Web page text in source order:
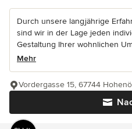
Durch unsere langjährige
sind wir in der Lage jeden
Gestaltung Ihrer wohnlichen
Mehr
Vordergasse 15, 67744